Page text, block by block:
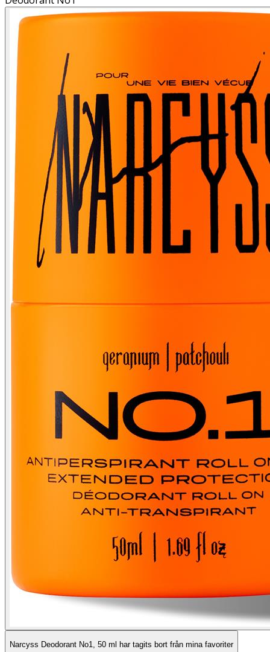
Narcyss Deodorant No1, 50 ml har tagits bort från mina favoriter